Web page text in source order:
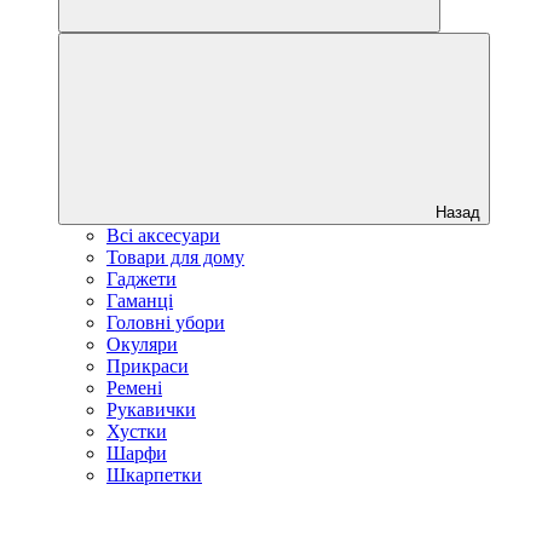
Назад
Всі аксесуари
Товари для дому
Гаджети
Гаманці
Головні убори
Окуляри
Прикраси
Ремені
Рукавички
Хустки
Шарфи
Шкарпетки